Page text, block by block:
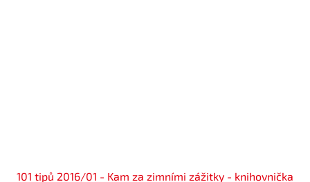
101 tipů 2016/01 - Kam za zimními zážitky - knihovnička